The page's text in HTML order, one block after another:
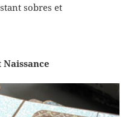
sobres et